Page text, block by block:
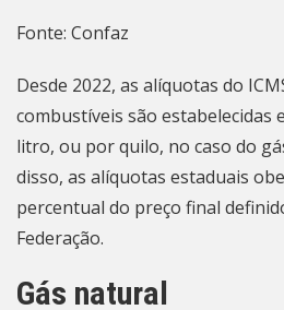
Fonte: Confaz
Desde 2022, as alíquotas do
combustíveis são estabelecidas
litro, ou por quilo, no caso do
disso, as alíquotas estaduais
percentual do preço final
Federação.
Gás natural